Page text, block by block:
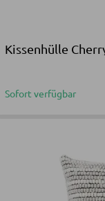
Kissenhülle
Sofort verfügbar